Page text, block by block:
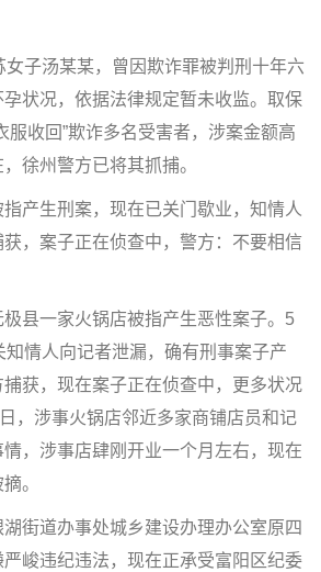
子汤某某，曾因欺诈罪被判刑十年六
状况，依据法律规定暂未收监。取保
服收回”欺诈多名受害者，涉案金额高
徐州警方已将其抓捕。
生刑案，现在已关门歇业，知情人
，案子正在侦查中，警方：不要相信
一家火锅店被指产生恶性案子。5
知情人向记者泄漏，确有刑事案子产
获，现在案子正在侦查中，更多状况
，涉事火锅店邻近多家商铺店员和记
，涉事店肆刚开业一个月左右，现在
。
道办事处城乡建设办理办公室原四
峻违纪违法，现在正承受富阳区纪委